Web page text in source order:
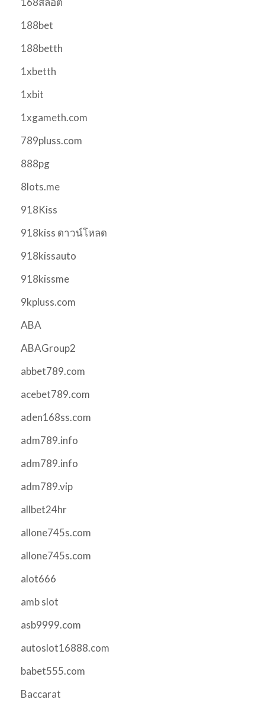
188bet
188betth
1xbetth
1xbit
1xgameth.com
789pluss.com
888pg
8lots.me
918Kiss
918kiss ดาวน์โหลด
918kissauto
918kissme
9kpluss.com
ABA
ABAGroup2
abbet789.com
acebet789.com
aden168ss.com
adm789.info
adm789.info
adm789.vip
allbet24hr
allone745s.com
allone745s.com
alot666
amb slot
asb9999.com
autoslot16888.com
babet555.com
Baccarat